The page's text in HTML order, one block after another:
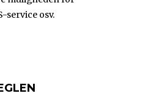
service osv.